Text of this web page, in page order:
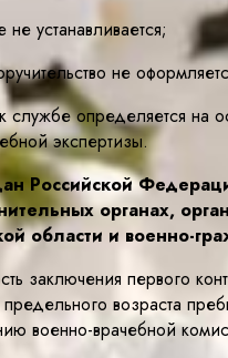
устанавливается;
не
службе определяется на
экспертизы.
Российской
органах,
области и военно-
заключения первого
возраста
военно-врачебной